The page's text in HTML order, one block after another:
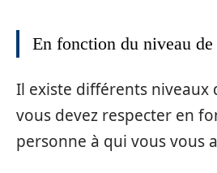
En fonction du niveau
Il existe différents niveaux
vous devez respecter en
personne à qui vous vous